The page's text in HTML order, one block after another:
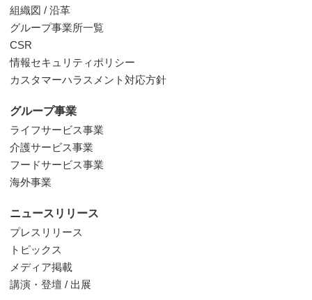
組織図 / 沿革
グループ事業所一覧
CSR
情報セキュリティポリシー
カスタマーハラスメント対応方針
グループ事業
ライフサービス事業
介護サービス事業
フードサービス事業
海外事業
ニュースリリース
プレスリリース
トピックス
メディア掲載
講演・登壇 / 出展